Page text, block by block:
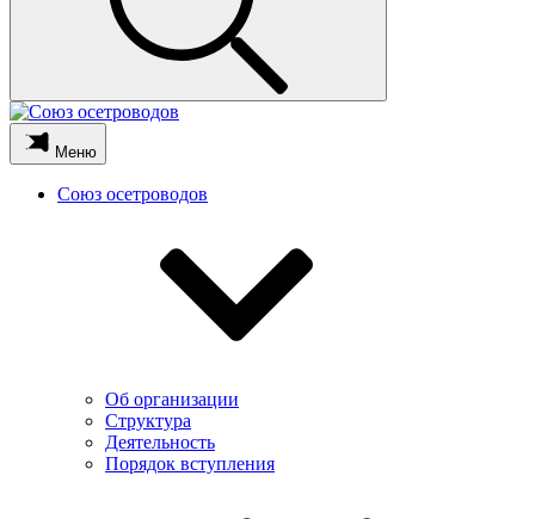
Меню
Союз осетроводов
Об организации
Структура
Деятельность
Порядок вступления